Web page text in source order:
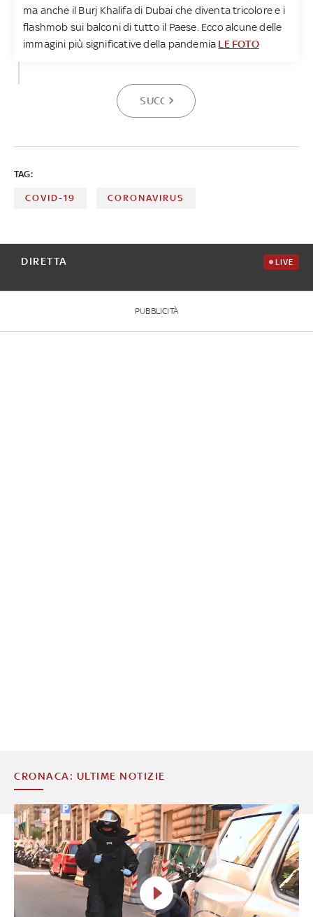
ma anche il Burj Khalifa di Dubai che diventa tricolore e i
flashmob sui balconi di tutto il Paese. Ecco alcune delle
immagini più significative della pandemia LE FOTO
SUCCESSIVA
TAG:
COVID-19 CORONAVIRUS
DIRETTA LIVE
PUBBLICITÀ
CRONACA: ULTIME NOTIZIE